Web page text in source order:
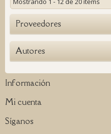
Proveedores
Autores
Información
Mi cuenta
Síganos